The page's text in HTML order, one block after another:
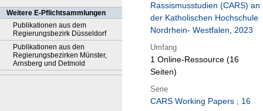
Weitere E-Pflichtsammlungen
Publikationen aus dem
Regierungsbezirk Düsseldorf
Publikationen aus den
Regierungsbezirken Münster,
Arnsberg und Detmold
Rassismusstudien (CARS) an
der Katholischen Hochschule
Nordrhein- Westfalen, 2023
Umfang
1 Online-Ressource (16
Seiten)
Serie
CARS Working Papers ; 16